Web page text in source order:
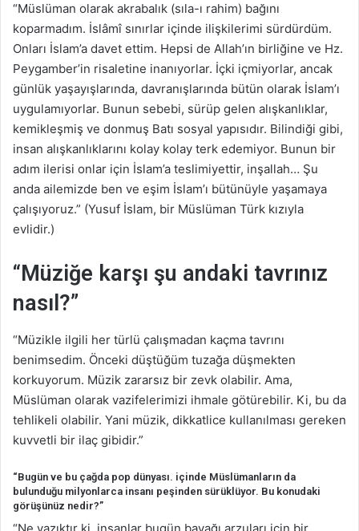
“Müslüman olarak akrabalık (sıla-ı rahim) bağını
koparmadım. İslâmî sınırlar içinde ilişkilerimi sürdürdüm.
Onları İslam’a davet ettim. Hepsi de Allah’ın birliğine ve Hz.
Peygamber’in risaletine inanıyorlar. İçki içmiyorlar, ancak
günlük yaşayışlarında, davranışlarında bütün olarak İslam’ı
uygulamıyorlar. Bunun sebebi, sürüp gelen alışkanlıklar,
kemikleşmiş ve donmuş Batı sosyal yapısıdır. Bilindiği gibi,
insan alışkanlıklarını kolay kolay terk edemiyor. Bunun bir
adım ilerisi onlar için İslam’a teslimiyettir, inşallah… Şu
anda ailemizde ben ve eşim İslam’ı bütünüyle yaşamaya
çalışıyoruz.” (Yusuf İslam, bir Müslüman Türk kızıyla
evlidir.)
“Müziğe karşı şu andaki tavrınız
nasıl?”
“Müzikle ilgili her türlü çalışmadan kaçma tavrını
benimsedim. Önceki düştüğüm tuzağa düşmekten
korkuyorum. Müzik zararsız bir zevk olabilir. Ama,
Müslüman olarak vazifelerimizi ihmale götürebilir. Ki, bu da
tehlikeli olabilir. Yani müzik, dikkatlice kullanılması gereken
kuvvetli bir ilaç gibidir.”
“Bugün ve bu çağda pop dünyası. içinde Müslümanların da
bulunduğu milyonlarca insanı peşinden sürüklüyor. Bu konudaki
görüşünüz nedir?”